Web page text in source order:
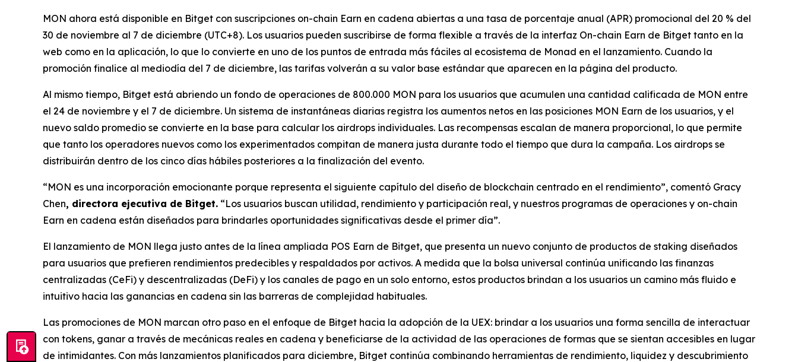
MON ahora está disponible en Bitget con suscripciones on-chain Earn en cadena abiertas a una tasa de porcentaje anual (APR) promocional del 20 % del
30 de noviembre al 7 de diciembre (UTC+8). Los usuarios pueden suscribirse de forma flexible a través de la interfaz On-chain Earn de Bitget tanto en la
web como en la aplicación, lo que lo convierte en uno de los puntos de entrada más fáciles al ecosistema de Monad en el lanzamiento. Cuando la
promoción finalice al mediodía del 7 de diciembre, las tarifas volverán a su valor base estándar que aparecen en la página del producto.
Al mismo tiempo, Bitget está abriendo un fondo de operaciones de 800.000 MON para los usuarios que acumulen una cantidad calificada de MON entre
el 24 de noviembre y el 7 de diciembre. Un sistema de instantáneas diarias registra los aumentos netos en las posiciones MON Earn de los usuarios, y el
nuevo saldo promedio se convierte en la base para calcular los airdrops individuales. Las recompensas escalan de manera proporcional, lo que permite
que tanto los operadores nuevos como los experimentados compitan de manera justa durante todo el tiempo que dura la campaña. Los airdrops se
distribuirán dentro de los cinco días hábiles posteriores a la finalización del evento.
“MON es una incorporación emocionante porque representa el siguiente capítulo del diseño de blockchain centrado en el rendimiento”, comentó Gracy
Chen, directora ejecutiva de Bitget. “Los usuarios buscan utilidad, rendimiento y participación real, y nuestros programas de operaciones y on-chain
Earn en cadena están diseñados para brindarles oportunidades significativas desde el primer día”.
El lanzamiento de MON llega justo antes de la línea ampliada POS Earn de Bitget, que presenta un nuevo conjunto de productos de staking diseñados
para usuarios que prefieren rendimientos predecibles y respaldados por activos. A medida que la bolsa universal continúa unificando las finanzas
centralizadas (CeFi) y descentralizadas (DeFi) y los canales de pago en un solo entorno, estos productos brindan a los usuarios un camino más fluido e
intuitivo hacia las ganancias en cadena sin las barreras de complejidad habituales.
Las promociones de MON marcan otro paso en el enfoque de Bitget hacia la adopción de la UEX: brindar a los usuarios una forma sencilla de interactuar
con tokens, ganar a través de mecánicas reales en cadena y beneficiarse de la actividad de las operaciones de formas que se sientan accesibles en lugar
de intimidantes. Con más lanzamientos planificados para diciembre, Bitget continúa combinando herramientas de rendimiento, liquidez y descubrimiento